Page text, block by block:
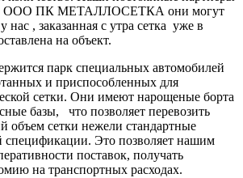
ООО ПК МЕТАЛЛОСЕТКА они могут
нас , заказанная с утра сетка уже в
на объект.
парк специальных автомобилей
и приспособленных для
сетки. Они имеют нарощеные борта
базы, что позволяет перевозить
объем сетки нежели стандартные
спецификации. Это позволяет нашим
поставок, получать
на транспортных расходах.